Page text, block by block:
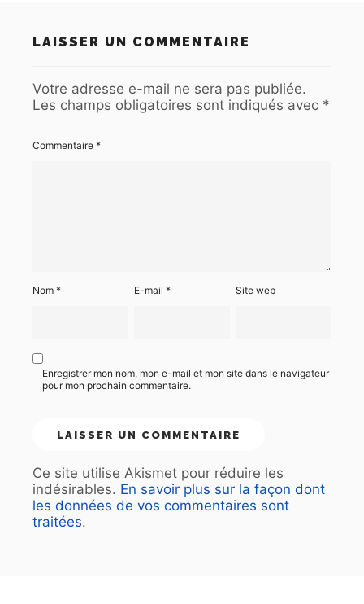
LAISSER UN COMMENTAIRE
Votre adresse e-mail ne sera pas publiée.
Les champs obligatoires sont indiqués avec *
Commentaire *
Nom * E-mail* Site web
Enregistrer mon nom, mon e-mail et mon site dans le navigateur
pour mon prochain commentaire.
Ce site utilise Akismet pour réduire les
indésirables. En savoir plus sur la façon dont
les données de vos commentaires sont
traitées.